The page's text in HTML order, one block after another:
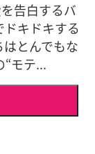
告白するバ
キドキする
とんでもな
“モテ...